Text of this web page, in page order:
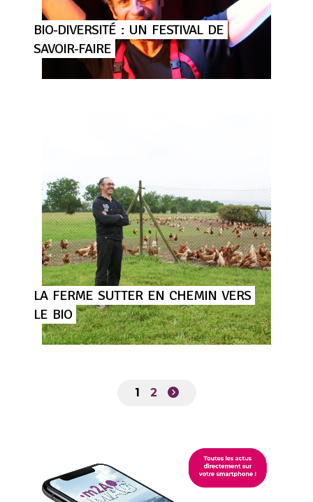
BIO-DIVERSITÉ : UN FESTIVAL DE
SAVOIR-FAIRE
LA FERME SUTTER EN CHEMIN VERS
LE BIO
1 2